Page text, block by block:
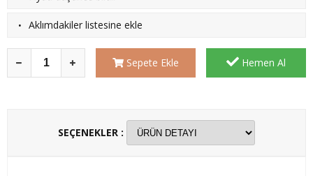
· Aklımdakiler listesine ekle
Sepete Ekle Hemen Al
SEÇENEKLER :